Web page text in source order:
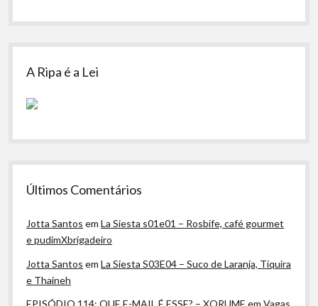
A Ripa é a Lei
Últimos Comentários
Jotta Santos emLa Siesta s01e01 – Rosbife, café gourmet
e pudimXbrigadeiro
Jotta Santos emLa Siesta S03E04 – Suco de Laranja, Tiquira
e Thaineh
EPISÓDIO 114: QUE E-MAIL É ESSE? – XORUME emVagas